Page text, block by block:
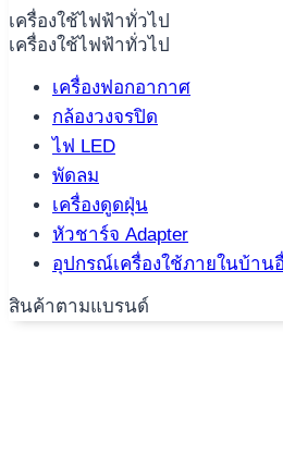
เครื่องใช้ไฟฟ้าทั่วไป
เครื่องใช้ไฟฟ้าทั่วไป
เครื่องฟอกอากาศ
กล้องวงจรปิด
ไฟ LED
พัดลม
เครื่องดูดฝุ่น
หัวชาร์จ Adapter
อุปกรณ์เครื่องใช้ภายในบ้าน
สินค้าตามแบรนด์